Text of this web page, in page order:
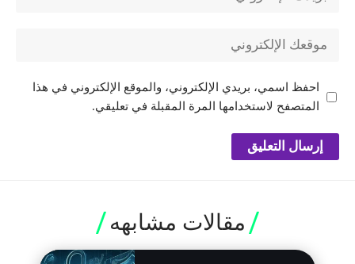
احفظ اسمي، بريدي الإلكتروني، والموقع الإلكتروني في هذا
المتصفح لاستخدامها المرة المقبلة في تعليقي.
مقالات مشابهه